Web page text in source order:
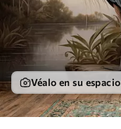
Véalo en su espacio